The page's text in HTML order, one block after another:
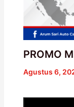
PROMO
Agustus 6,